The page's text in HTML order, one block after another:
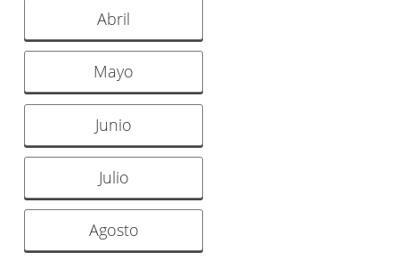
Abril
Mayo
Junio
Julio
Agosto